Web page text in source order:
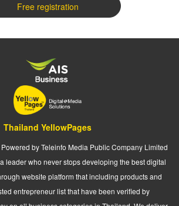
Free registration
Thailand YellowPages
by Teleinfo Media Public Company Limited
leader who never stops developing the best digital
website platform that including products and
entrepreneur list that have been verified by